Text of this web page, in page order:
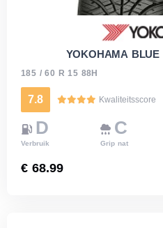
YOKOHAMA BLUE
185 / 60 R 15 88H
7.8 Kwaliteitsscore
D
Verbruik
C
Grip nat
€ 68.99